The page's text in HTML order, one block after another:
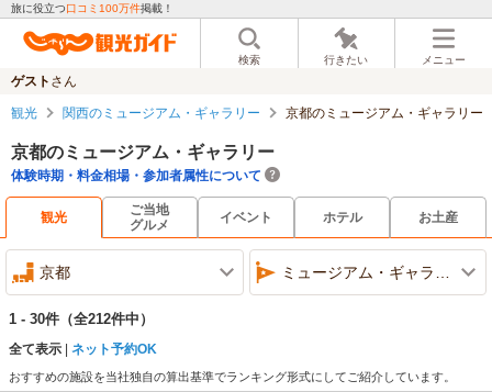
旅に役立つ口コミ100万件掲載！
検索 行きたい メニュー
ゲスト さん
観光 関西のミュージアム・ギャラリー 京都のミュージアム・ギャラリー
京都のミュージアム・ギャラリー
体験時期・料金相場・参加者属性について
観光
ご当地
グルメ
イベント ホテル お土産
京都 ミュージアム・ギャラリー
1 - 30件 （全212件中）
全て表示 ネット予約OK
おすすめの施設を当社独自の算出基準でランキング形式にしてご紹介しています。